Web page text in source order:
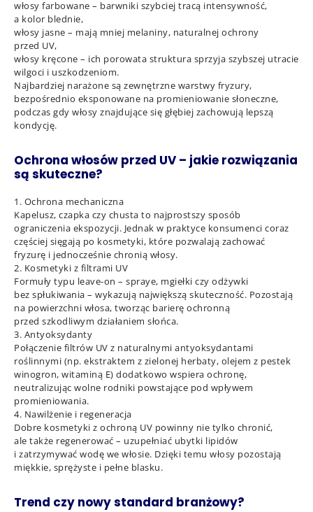
włosy farbowane – barwniki szybciej tracą intensywność,
a kolor blednie,
włosy jasne – mają mniej melaniny, naturalnej ochrony
przed UV,
włosy kręcone – ich porowata struktura sprzyja szybszej utracie
wilgoci i uszkodzeniom.
Najbardziej narażone są zewnętrzne warstwy fryzury,
bezpośrednio eksponowane na promieniowanie słoneczne,
podczas gdy włosy znajdujące się głębiej zachowują lepszą
kondycję.
Ochrona włosów przed UV – jakie rozwiązania
są skuteczne?
1. Ochrona mechaniczna
Kapelusz, czapka czy chusta to najprostszy sposób
ograniczenia ekspozycji. Jednak w praktyce konsumenci coraz
częściej sięgają po kosmetyki, które pozwalają zachować
fryzurę i jednocześnie chronią włosy.
2. Kosmetyki z filtrami UV
Formuły typu leave-on – spraye, mgiełki czy odżywki
bez spłukiwania – wykazują największą skuteczność. Pozostają
na powierzchni włosa, tworząc barierę ochronną
przed szkodliwym działaniem słońca.
3. Antyoksydanty
Połączenie filtrów UV z naturalnymi antyoksydantami
roślinnymi (np. ekstraktem z zielonej herbaty, olejem z pestek
winogron, witaminą E) dodatkowo wspiera ochronę,
neutralizując wolne rodniki powstające pod wpływem
promieniowania.
4. Nawilżenie i regeneracja
Dobre kosmetyki z ochroną UV powinny nie tylko chronić,
ale także regenerować – uzupełniać ubytki lipidów
i zatrzymywać wodę we włosie. Dzięki temu włosy pozostają
miękkie, sprężyste i pełne blasku.
Trend czy nowy standard branżowy?